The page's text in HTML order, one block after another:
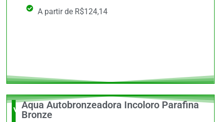
A partir de R$124,14
Vale a
Aqua Autobronzeadora Incoloro Parafina
Bronze